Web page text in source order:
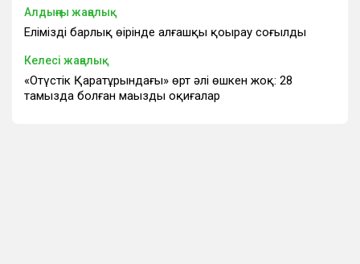
Алдыңғы жаңалық
Еліміздің барлық өңірінде алғашқы қоңырау соғылды
Келесі жаңалық
«Оңтүстік Қаратұрындағы» өрт әлі өшкен жоқ: 28
тамызда болған маңызды оқиғалар